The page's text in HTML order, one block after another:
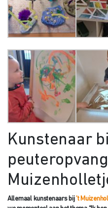
Kunstenaar
peuteropvang
Allemaal kunstenaars bij’t